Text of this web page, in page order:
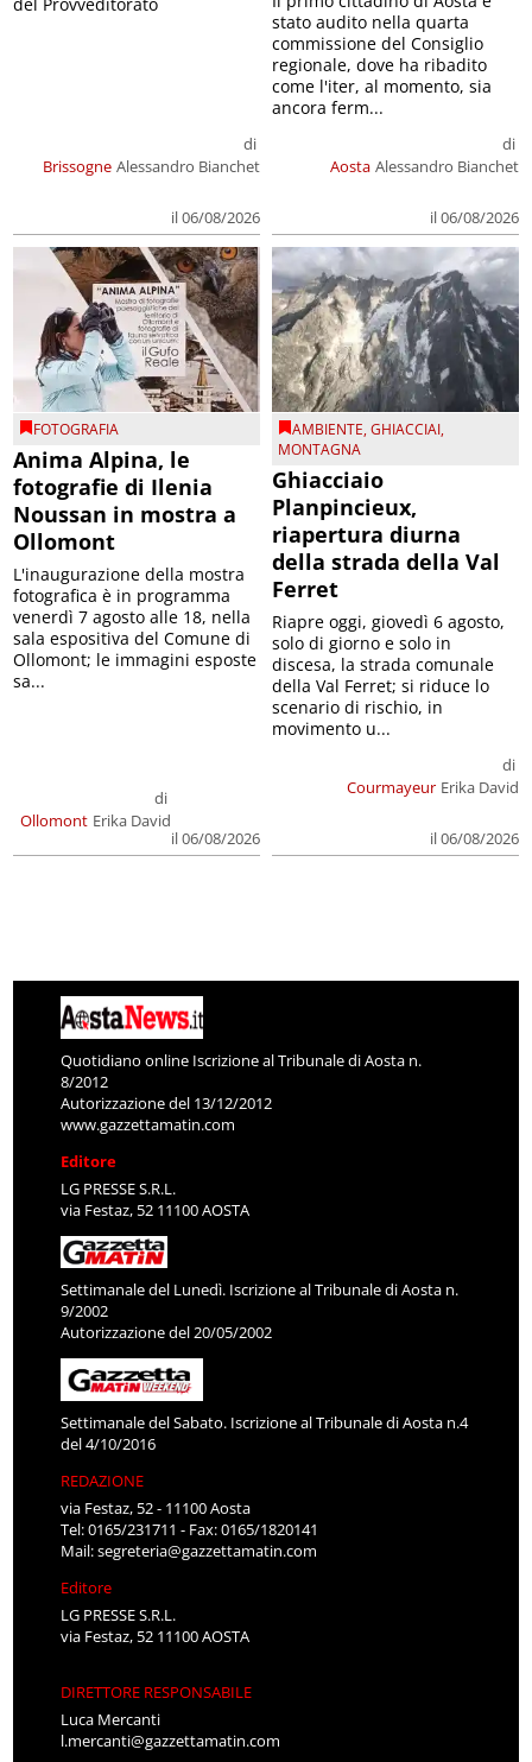
Brissogne
di
Alessandro Bianchet
il 06/08/2026
Aosta
di
Alessandro Bianchet
il 06/08/2026
stato audito nella quarta
commissione del Consiglio
regionale, dove ha ribadito
come l'iter, al momento, sia
ancora ferm...
FOTOGRAFIA
Anima Alpina, le
fotografie di Ilenia
Noussan in mostra a
Ollomont
Ollomont
di
Erika David
il 06/08/2026
L'inaugurazione della mostra
fotografica è in programma
venerdì 7 agosto alle 18, nella
sala espositiva del Comune di
Ollomont; le immagini esposte
sa...
AMBIENTE,GHIACCIAI,
MONTAGNA
Ghiacciaio
Planpincieux,
riapertura diurna
della strada della Val
Ferret
Courmayeur
di
Erika David
il 06/08/2026
Riapre oggi, giovedì 6 agosto,
solo di giorno e solo in
discesa, la strada comunale
della Val Ferret; si riduce lo
scenario di rischio, in
movimento u...
Quotidiano online Iscrizione al Tribunale di Aosta n.
8/2012
Autorizzazione del 13/12/2012
www.gazzettamatin.com
Editore
LG PRESSE S.R.L.
via Festaz, 52 11100 AOSTA
Settimanale del Lunedì. Iscrizione al Tribunale di Aosta n.
9/2002
Autorizzazione del 20/05/2002
Settimanale del Sabato. Iscrizione al Tribunale di Aosta n.4
del 4/10/2016
REDAZIONE
via Festaz, 52 - 11100 Aosta
Tel: 0165/231711 - Fax: 0165/1820141
Mail:segreteria@gazzettamatin.com
Editore
LG PRESSE S.R.L.
via Festaz, 52 11100 AOSTA
DIRETTORE RESPONSABILE
Luca Mercanti
l.mercanti@gazzettamatin.com